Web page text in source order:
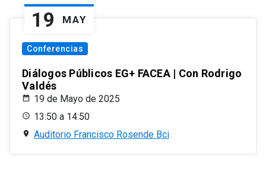
19 MAY
Conferencias
Diálogos Públicos EG+ FACEA | Con Rodrigo
Valdés
19 de Mayo de 2025
13:50 a 14:50
Auditorio Francisco Rosende Bci